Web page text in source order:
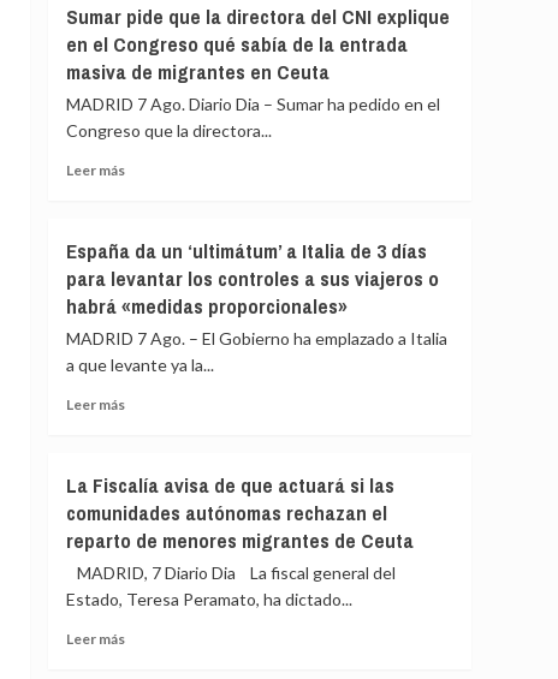
lleva
a
la
las
palabras
llamando
a
«cazar»
los
migrantes
Ceuta
Sumar pide que la directora del CNI explique
en el Congreso qué sabía de la entrada
masiva de migrantes en Ceuta
MADRID 7 Ago. Diario Dia – Sumar ha pedido en el
Congreso que la directora...
Leer másLeer
pide
que
la
del
CNI
qué
sabía
entrada
masiva
migrantes
España da un ‘ultimátum’ a Italia de 3 días
para levantar los controles a sus viajeros o
habrá «medidas proporcionales»
MADRID 7 Ago. – El Gobierno ha emplazado a Italia
a que levante ya la...
Leer másLeer
da
un
‘ultimátum’
Italia
de
La Fiscalía avisa de que actuará si las
comunidades autónomas rechazan el
reparto de menores migrantes de Ceuta
MADRID, 7 Diario Dia La fiscal general del
Estado, Teresa Peramato, ha dictado...
Leer másLeer